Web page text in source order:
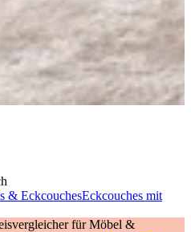
& EckcouchesEckcouches mit
für Möbel &